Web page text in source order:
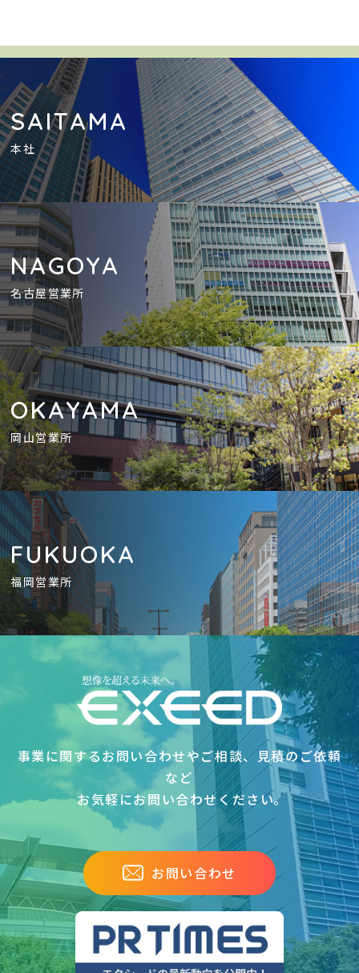
SAITAMA
本社
NAGOYA
名古屋営業所
OKAYAMA
岡山営業所
FUKUOKA
福岡営業所
事業に関するお問い合わせやご相談、見積のご依頼
など
お気軽にお問い合わせください｡
お問い合わせ